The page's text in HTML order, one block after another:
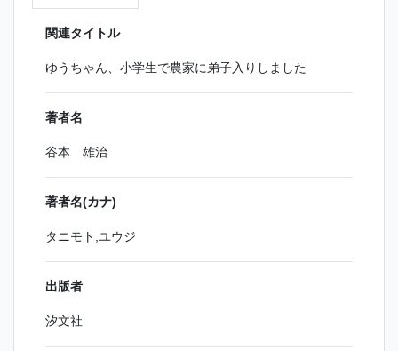
関連タイトル
ゆうちゃん、小学生で農家に弟子入りしました
著者名
谷本 雄治
著者名(カナ)
タニモト,ユウジ
出版者
汐文社